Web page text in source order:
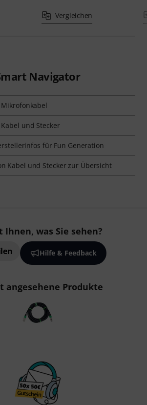
Vergleichen
Navigator
und Stecker
für Fun Generation
Kabel und Stecker zur Übersicht
Ihnen, was Sie sehen?
Hilfe & Feedback
angesehene Produkte